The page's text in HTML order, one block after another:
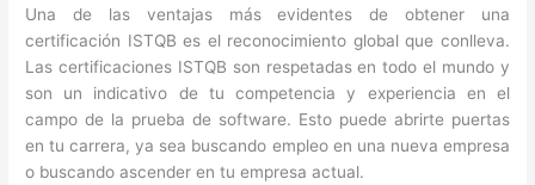
Una de las ventajas más evidentes de obtener una
certificación ISTQB es el reconocimiento global que conlleva.
Las certificaciones ISTQB son respetadas en todo el mundo y
son un indicativo de tu competencia y experiencia en el
campo de la prueba de software. Esto puede abrirte puertas
en tu carrera, ya sea buscando empleo en una nueva empresa
o buscando ascender en tu empresa actual.